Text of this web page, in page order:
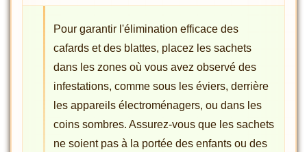
Pour garantir l'élimination efficace des
cafards et des blattes, placez les sachets
dans les zones où vous avez observé des
infestations, comme sous les éviers, derrière
les appareils électroménagers, ou dans les
coins sombres. Assurez-vous que les sachets
ne soient pas à la portée des enfants ou des